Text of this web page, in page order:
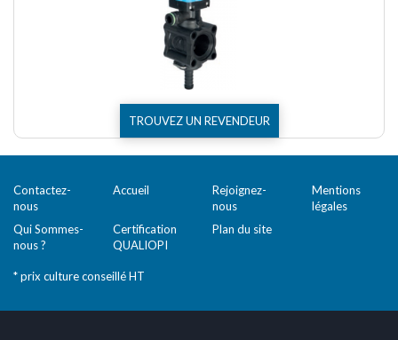
TROUVEZ UN REVENDEUR
Contactez-
nous
Accueil
Rejoignez-
nous
Mentions
légales
Qui Sommes-
nous ?
Certification
QUALIOPI
Plan du site
* prix culture conseillé HT